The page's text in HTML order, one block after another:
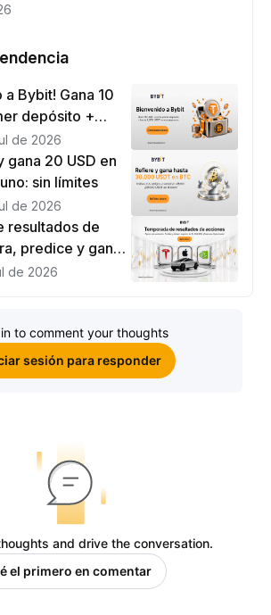
a Bybit! Gana 10
depósito +
en
de 2026
gana 20 USD en
sin límites
de 2026
resultados de
predice y gana
de 2026
to comment your thoughts
sesión para responder
and drive the conversation.
el primero en comentar